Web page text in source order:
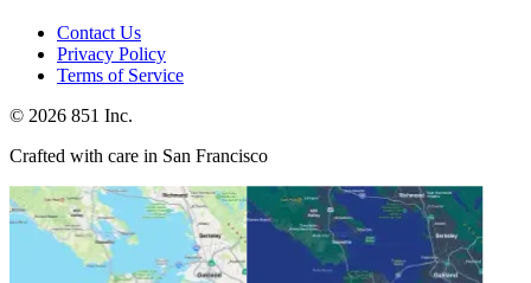
Contact Us
Privacy Policy
Terms of Service
© 2026 851 Inc.
Crafted with care in San Francisco